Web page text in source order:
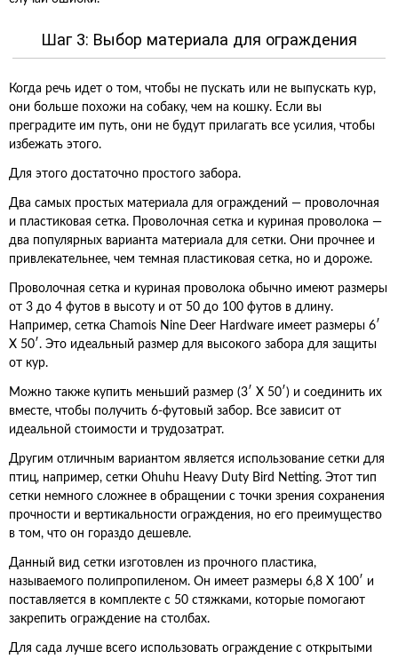
Шаг 3: Выбор материала для ограждения
Когда речь идет о том, чтобы не пускать или не выпускать кур,
они больше похожи на собаку, чем на кошку. Если вы
преградите им путь, они не будут прилагать все усилия, чтобы
избежать этого.
Для этого достаточно простого забора.
Два самых простых материала для ограждений — проволочная
и пластиковая сетка. Проволочная сетка и куриная проволока —
два популярных варианта материала для сетки. Они прочнее и
привлекательнее, чем темная пластиковая сетка, но и дороже.
Проволочная сетка и куриная проволока обычно имеют размеры
от 3 до 4 футов в высоту и от 50 до 100 футов в длину.
Например, сетка Chamois Nine Deer Hardware имеет размеры 6′
X 50′. Это идеальный размер для высокого забора для защиты
от кур.
Можно также купить меньший размер (3′ X 50′) и соединить их
вместе, чтобы получить 6-футовый забор. Все зависит от
идеальной стоимости и трудозатрат.
Другим отличным вариантом является использование сетки для
птиц, например, сетки Ohuhu Heavy Duty Bird Netting. Этот тип
сетки немного сложнее в обращении с точки зрения сохранения
прочности и вертикальности ограждения, но его преимущество
в том, что он гораздо дешевле.
Данный вид сетки изготовлен из прочного пластика,
называемого полипропиленом. Он имеет размеры 6,8 X 100′ и
поставляется в комплекте с 50 стяжками, которые помогают
закрепить ограждение на столбах.
Для сада лучше всего использовать ограждение с открытыми